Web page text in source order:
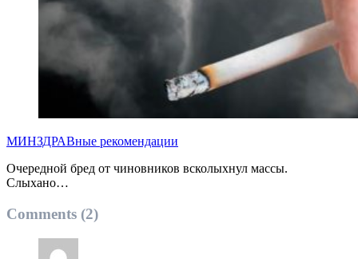
МИНЗДРАВные рекомендации
Очередной бред от чиновников всколыхнул массы.
Слыхано…
Comments (2)